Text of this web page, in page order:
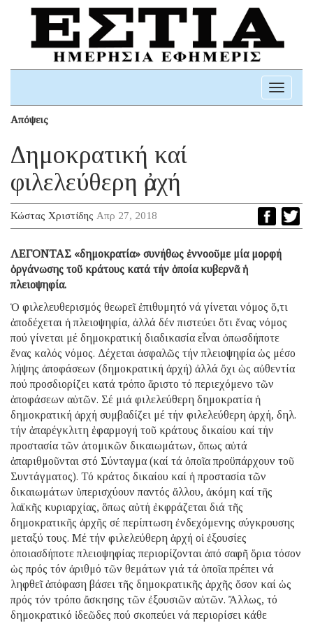
Toggle
Απόψεις
Δημοκρατική καί
φιλελεύθερη ἀρχή
Κώστας Χριστίδης Απρ 27, 2018
ΛΕΓΟΝΤΑΣ «δημοκρατία» συνήθως ἐννοοῦμε μία μορφή
ὀργάνωσης τοῦ κράτους κατά τήν ὁποία κυβερνᾶ ἡ
πλειοψηφία.
Ὁ φιλελευθερισμός θεωρεῖ ἐπιθυμητό νά γίνεται νόμος ὅ,τι
ἀποδέχεται ἡ πλειοψηφία, ἀλλά δέν πιστεύει ὅτι ἕνας νόμος
πού γίνεται μέ δημοκρατική διαδικασία εἶναι ὁπωσδήποτε
ἕνας καλός νόμος. Δέχεται ἀσφαλῶς τήν πλειοψηφία ὡς μέσο
λήψης ἀποφάσεων (δημοκρατική ἀρχή) ἀλλά ὄχι ὡς αὐθεντία
πού προσδιορίζει κατά τρόπο ἄριστο τό περιεχόμενο τῶν
ἀποφάσεων αὐτῶν. Σέ μιά φιλελεύθερη δημοκρατία ἡ
δημοκρατική ἀρχή συμβαδίζει μέ τήν φιλελεύθερη ἀρχή, δηλ.
τήν ἀπαρέγκλιτη ἐφαρμογή τοῦ κράτους δικαίου καί τήν
προστασία τῶν ἀτομικῶν δικαιωμάτων, ὅπως αὐτά
ἀπαριθμοῦνται στό Σύνταγμα (καί τά ὁποῖα προϋπάρχουν τοῦ
Συντάγματος). Τό κράτος δικαίου καί ἡ προστασία τῶν
δικαιωμάτων ὑπερισχύουν παντός ἄλλου, ἀκόμη καί τῆς
λαϊκῆς κυριαρχίας, ὅπως αὐτή ἐκφράζεται διά τῆς
δημοκρατικῆς ἀρχῆς σέ περίπτωση ἐνδεχόμενης σύγκρουσης
μεταξύ τους. Μέ τήν φιλελεύθερη ἀρχή οἱ ἐξουσίες
ὁποιασδήποτε πλειοψηφίας περιορίζονται ἀπό σαφῆ ὅρια τόσον
ὡς πρός τόν ἀριθμό τῶν θεμάτων γιά τά ὁποῖα πρέπει νά
ληφθεῖ ἀπόφαση βάσει τῆς δημοκρατικῆς ἀρχῆς ὅσον καί ὡς
πρός τόν τρόπο ἄσκησης τῶν ἐξουσιῶν αὐτῶν. Ἄλλως, τό
δημοκρατικό ἰδεῶδες πού σκοπεύει νά περιορίσει κάθε